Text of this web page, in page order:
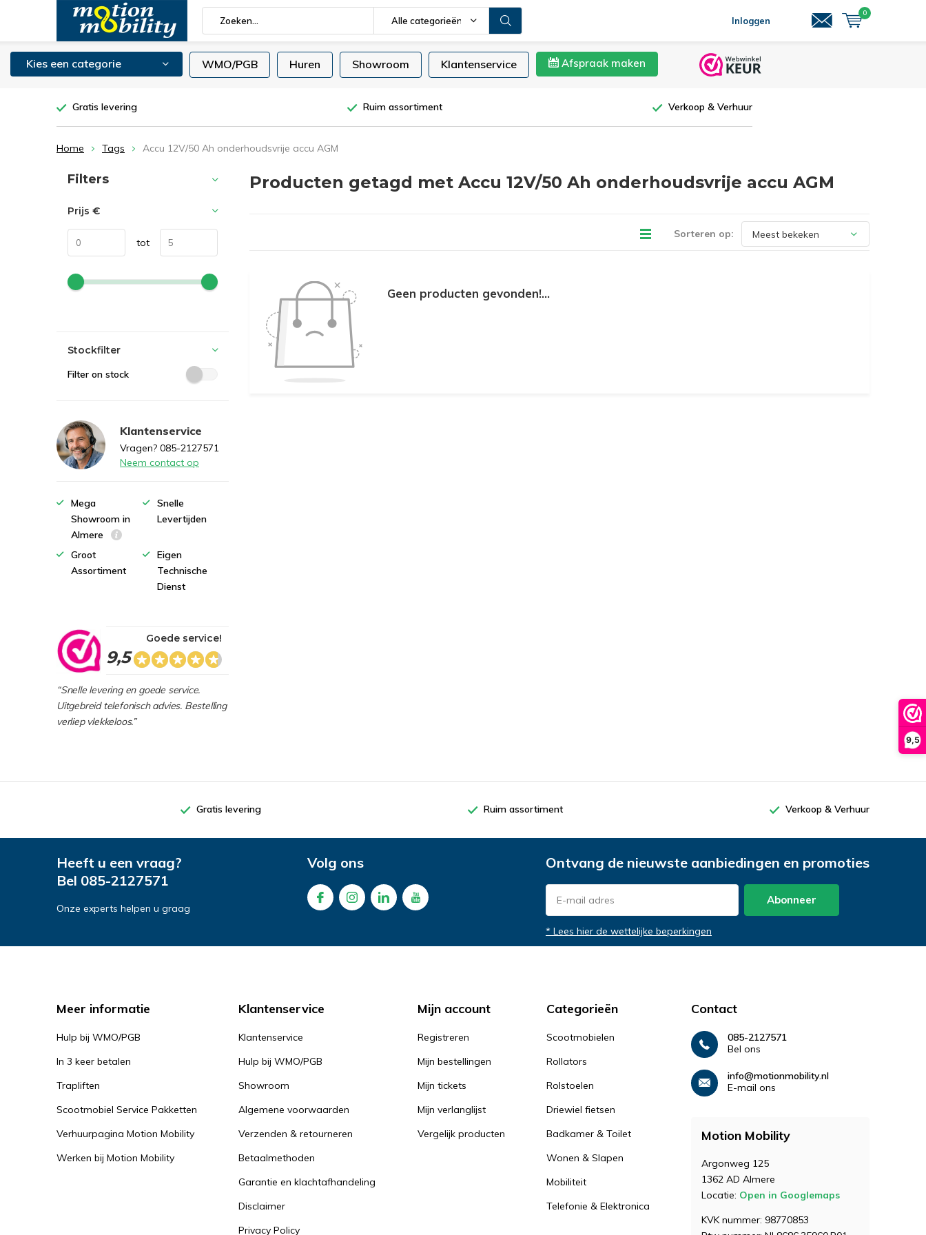
9,5
Alle categorieën Inloggen
0
Kies een categorie WMO/PGB Huren Showroom Klantenservice Afspraak maken
Gratis levering Ruim assortiment Verkoop & Verhuur
Home Tags Accu 12V/50 Ah onderhoudsvrije accu AGM
Producten getagd met Accu 12V/50 Ah onderhoudsvrije accu AGM
Sorteren op:
Geen producten gevonden!...
Sorteren op:
Filters
Prijs €
tot
Stockfilter
Filter on stock
Klantenservice
Vragen? 085-2127571
Neem contact op
Mega
Showroom in
Almere
Snelle
Levertijden
Groot
Assortiment
Eigen
Technische
Dienst
9,5
Goede service!
“Snelle levering en goede service.
Uitgebreid telefonisch advies. Bestelling
verliep vlekkeloos.”
Gratis levering Ruim assortiment Verkoop & Verhuur
Heeft u een vraag?
Bel 085-2127571
Onze experts helpen u graag
Volg ons Ontvang de nieuwste aanbiedingen en promoties
Abonneer
* Lees hier de wettelijke beperkingen
Meer informatie
Hulp bij WMO/PGB
In 3 keer betalen
Trapliften
Scootmobiel Service Pakketten
Verhuurpagina Motion Mobility
Werken bij Motion Mobility
Klantenservice
Klantenservice
Hulp bij WMO/PGB
Showroom
Algemene voorwaarden
Verzenden & retourneren
Betaalmethoden
Garantie en klachtafhandeling
Disclaimer
Privacy Policy
Mijn account
Registreren
Mijn bestellingen
Mijn tickets
Mijn verlanglijst
Vergelijk producten
Categorieën
Scootmobielen
Rollators
Rolstoelen
Driewiel fietsen
Badkamer & Toilet
Wonen & Slapen
Mobiliteit
Telefonie & Elektronica
Contact
085-2127571
Bel ons
info@motionmobility.nl
E-mail ons
Motion Mobility
Argonweg 125
1362 AD Almere
Locatie: Open in Googlemaps
KVK nummer: 98770853